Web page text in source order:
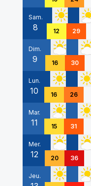
Sam.
8 12 29
Dim.
9 16 30
Lun.
10 16 26
Mar.
11 15 31
Mer.
12 20 36
Jeu.